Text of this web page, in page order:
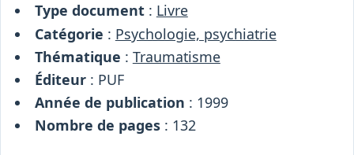
Type document: Livre
Catégorie : Psychologie, psychiatrie
Thématique : Traumatisme
Éditeur: PUF
Année de publication : 1999
Nombre de pages: 132